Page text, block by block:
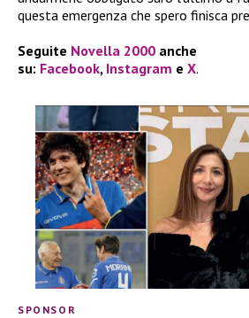
questa emergenza che spero finisca
Seguite Novella 2000 anche
su: Facebook, Instagram e X.
SPONSOR